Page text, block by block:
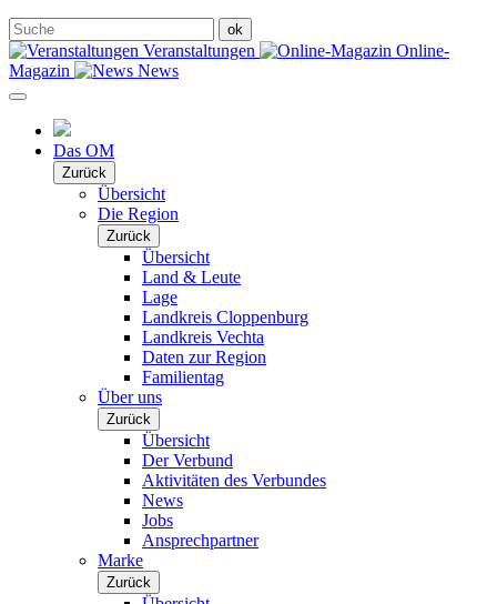
Veranstaltungen
Online-
Magazin
News
Das OM
Zurück
Übersicht
Die Region
Zurück
Übersicht
Land & Leute
Lage
Landkreis Cloppenburg
Landkreis Vechta
Daten zur Region
Familientag
Über uns
Zurück
Übersicht
Der Verbund
Aktivitäten des Verbundes
News
Jobs
Ansprechpartner
Marke
Zurück